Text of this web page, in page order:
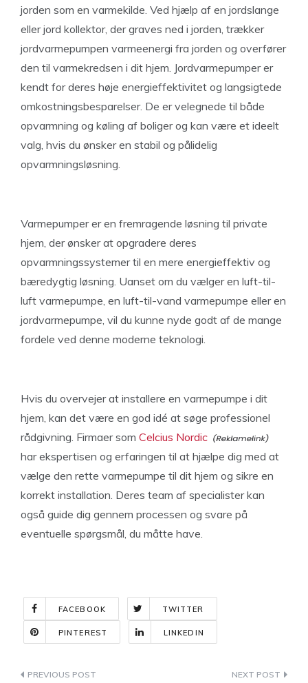
jorden som en varmekilde. Ved hjælp af en jordslange
eller jord kollektor, der graves ned i jorden, trækker
jordvarmepumpen varmeenergi fra jorden og overfører
den til varmekredsen i dit hjem. Jordvarmepumper er
kendt for deres høje energieffektivitet og langsigtede
omkostningsbesparelser. De er velegnede til både
opvarmning og køling af boliger og kan være et ideelt
valg, hvis du ønsker en stabil og pålidelig
opvarmningsløsning.
Varmepumper er en fremragende løsning til private
hjem, der ønsker at opgradere deres
opvarmningssystemer til en mere energieffektiv og
bæredygtig løsning. Uanset om du vælger en luft-til-
luft varmepumpe, en luft-til-vand varmepumpe eller en
jordvarmepumpe, vil du kunne nyde godt af de mange
fordele ved denne moderne teknologi.
Hvis du overvejer at installere en varmepumpe i dit
hjem, kan det være en god idé at søge professionel
rådgivning. Firmaer som Celcius Nordic
har ekspertisen og erfaringen til at hjælpe dig med at
vælge den rette varmepumpe til dit hjem og sikre en
korrekt installation. Deres team af specialister kan
også guide dig gennem processen og svare på
eventuelle spørgsmål, du måtte have.
FACEBOOK TWITTER
PINTEREST LINKEDIN
Indlægsnavigation